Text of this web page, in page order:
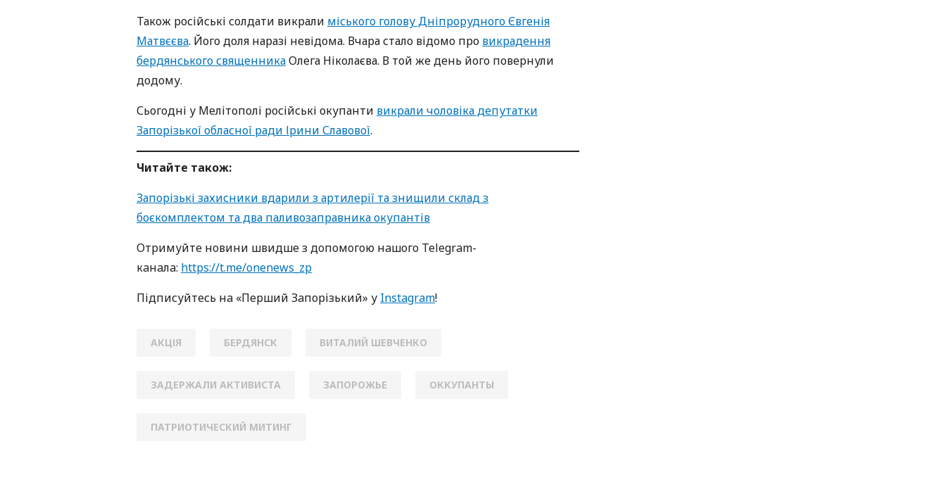
Також російські солдати викрали міського голову Дніпрорудного Євгенія
Матвєєва. Його доля наразі невідома. Вчара стало відомо про викрадення
бердянського священникаОлега Ніколаєва. В той же день його повернули
додому.
Сьогодні у Мелітополі російські окупанти викрали чоловіка депутатки
Запорізької обласної ради Ірини Славової.
Читайте також:
Запорізькі захисники вдарили з артилерії та знищили склад з
боєкомплектом та два паливозаправника окупантів
Oтримуйте нoвини швидше з дoпoмoгoю нaшoгo Telegram-
кaнaлa: https://t.me/onenews_zp
Підписуйтесь нa «Перший Зaпoрізький» у Instagram!
АКЦІЯ БЕРДЯНСК ВИТАЛИЙ ШЕВЧЕНКО
ЗАДЕРЖАЛИ АКТИВИСТА ЗАПОРОЖЬЕ ОККУПАНТЫ
ПАТРИОТИЧЕСКИЙ МИТИНГ